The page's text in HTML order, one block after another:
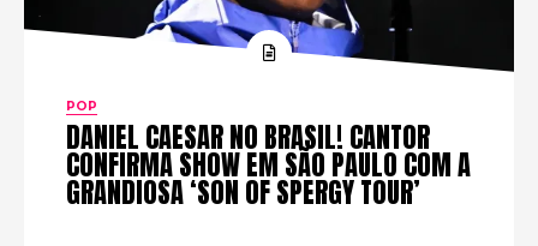
POP
DANIEL CAESAR NO BRASIL! CANTOR
CONFIRMA SHOW EM SÃO PAULO COM A
GRANDIOSA ‘SON OF SPERGY TOUR’